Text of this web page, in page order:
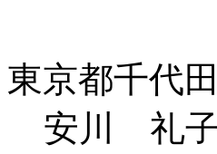
東京都千代
安川 礼